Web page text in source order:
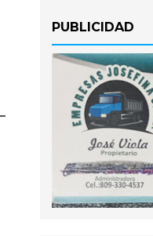
PUBLICIDAD